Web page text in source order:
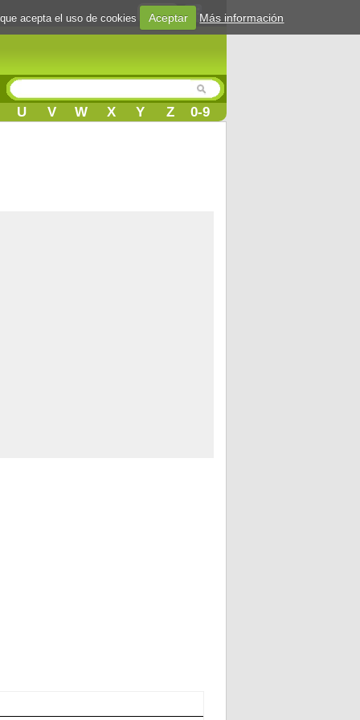
Login
U V W X Y Z 0-9
acepta el uso de cookies Aceptar Más información